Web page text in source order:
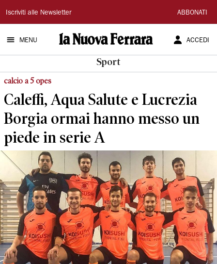
La
Nuova
Ferrara
Iscriviti alle Newsletter ABBONATI
MENU ACCEDI
Sport
calcio a 5 opes
Caleffi, Aqua Salute e Lucrezia
Borgia ormai hanno messo un
piede in serie A